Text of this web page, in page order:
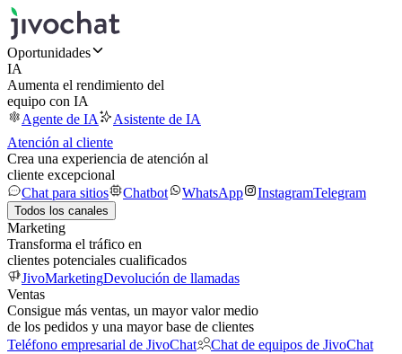
Oportunidades
IA
Aumenta el rendimiento del
equipo con IA
Agente de IA
Asistente de IA
Atención al cliente
Crea una experiencia de atención al
cliente excepcional
Chat para sitios
Chatbot WhatsApp InstagramTelegram
Todos los canales
Marketing
Transforma el tráfico en
clientes potenciales cualificados
JivoMarketingDevolución de llamadas
Ventas
Consigue más ventas, un mayor valor medio
de los pedidos y una mayor base de clientes
Teléfono empresarial de JivoChat
Chat de equipos de JivoChat